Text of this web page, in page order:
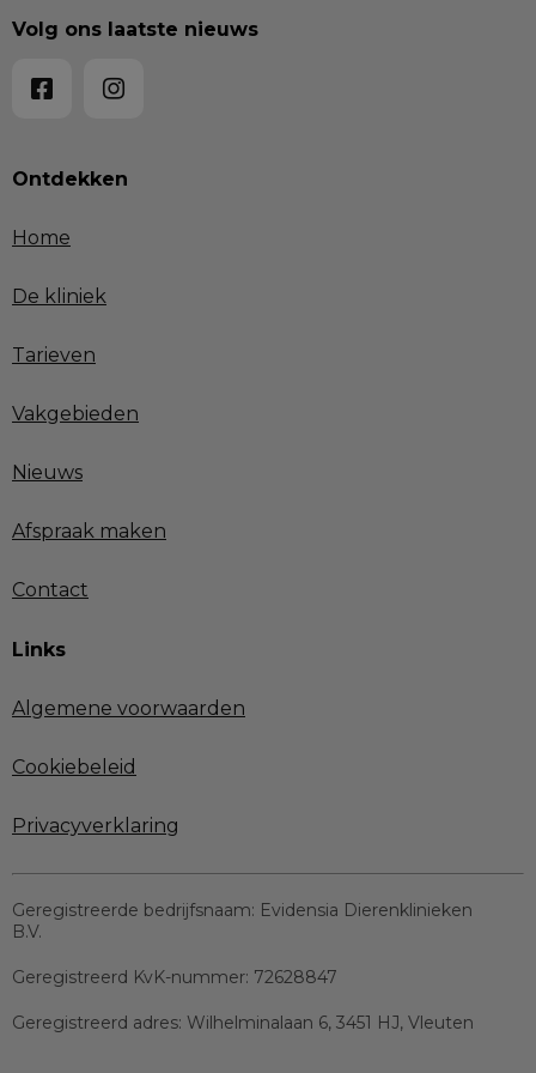
Ontdekken
Home
De kliniek
Tarieven
Vakgebieden
Nieuws
Afspraak maken
Contact
Links
Algemene voorwaarden
Cookiebeleid
Privacyverklaring
Volg ons laatste nieuws
Geregistreerde bedrijfsnaam: Evidensia Dierenklinieken
B.V.
Geregistreerd KvK-nummer: 72628847
Geregistreerd adres: Wilhelminalaan 6, 3451 HJ, Vleuten